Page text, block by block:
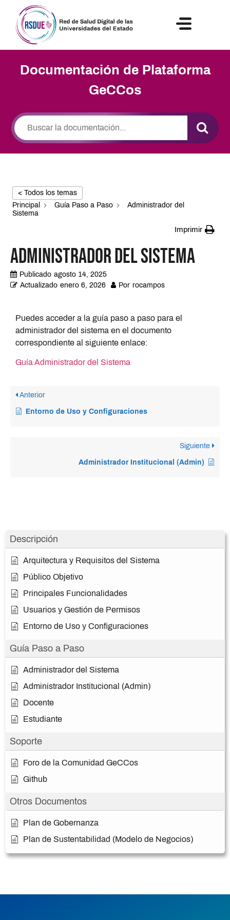
Documentación de Plataforma
GeCCos
Descripción
Arquitectura y Requisitos del Sistema
Público Objetivo
Principales Funcionalidades
Usuarios y Gestión de Permisos
Entorno de Uso y Configuraciones
Guía Paso a Paso
Administrador del Sistema
Administrador Institucional (Admin)
Docente
Estudiante
Soporte
Foro de la Comunidad GeCCos
Github
Otros Documentos
Plan de Gobernanza
Plan de Sustentabilidad (Modelo de Negocios)
< Todos los temas
Principal
Guía Paso a Paso
Administrador del
Sistema
Imprimir
Administrador del Sistema
Publicado agosto 14, 2025
Actualizado enero 6, 2026 Por rocampos
Puedes acceder a la guía paso a paso para el
administrador del sistema en el documento
correspondiente al siguiente enlace:
Guía Administrador del Sistema
Anterior
Entorno de Uso y Configuraciones
Siguiente
Administrador Institucional (Admin)